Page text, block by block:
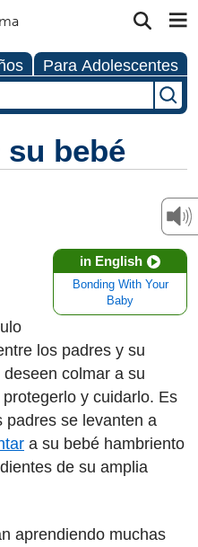
Para Adolescentes
su bebé
in English
Bonding With Your
Baby
los padres y su
colmar a su
y cuidarlo. Es
padres se levanten a
a su bebé hambriento
de su amplia
aprendiendo muchas